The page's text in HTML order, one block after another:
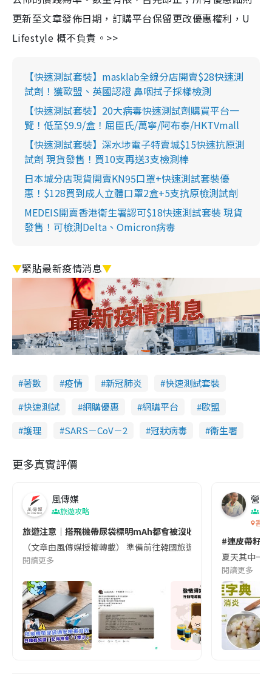
更新至文章發佈日期，訂購平台保留更改優惠權利，U
Lifestyle 概不負責。>>
【快速測試套裝】masklab全線分店開賣$28快速測
試劑！獲歐盟、英國認證 鼻咽拭子採樣檢測
【快速測試套裝】20大病毒快速測試劑購買平台一
覽！低至$9.9/盒！屈臣氏/萬寧/阿布泰/HKTVmall
【快速測試套裝】深水埗電子特賣城$15快速抗原測
試劑 現貨發售！買10支再送3支檢測棒
日本城分店現貨開賣KN95口罩+快速測試套裝優
惠！$128買到成人立體口罩2盒+5支抗原檢測試劑
MEDEIS開賣香港衛生署認可$18快速測試套裝 現貨
發售！可檢測Delta、Omicron病毒
▼緊貼最新疫情消息▼
著數 疫情 新冠肺炎
快速測試套裝
快速測試
網購優惠 網購平台
歐盟
護理
SARS－CoV－2 冠狀病毒 衞生署
更多真實評價
風傳媒
旅遊攻略
旅遊注意｜搭飛機帶尿袋標明mAh都會被沒收😱出發前切記檢查
（文章由風傳媒授權轉載） 準備前往韓國旅遊的民眾，近期要
閱讀更多
營養
香港
#連皮帶籽
夏天其中一
閱讀更多